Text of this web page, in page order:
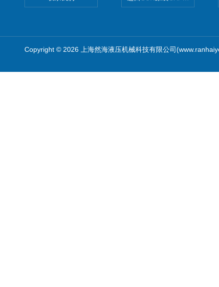
Copyright © 2026 上海然海液压机械科技有限公司